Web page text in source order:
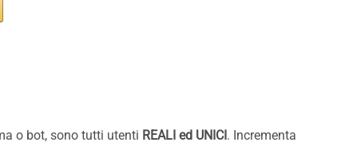
o bot, sono tutti utenti REALI ed UNICI. Incrementa